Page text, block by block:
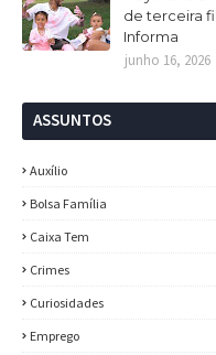
de terceira
Informa
junho 16, 2026
ASSUNTOS
Auxílio
Bolsa Família
Caixa Tem
Crimes
Curiosidades
Emprego